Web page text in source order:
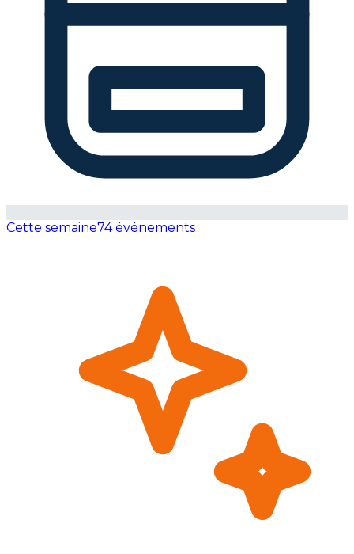
Cette semaine74 événements